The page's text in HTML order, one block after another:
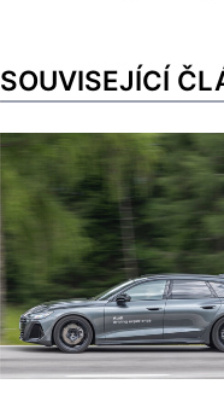
SOUVISEJÍCÍ